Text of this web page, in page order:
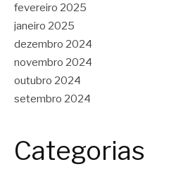
fevereiro 2025
janeiro 2025
dezembro 2024
novembro 2024
outubro 2024
setembro 2024
Categorias